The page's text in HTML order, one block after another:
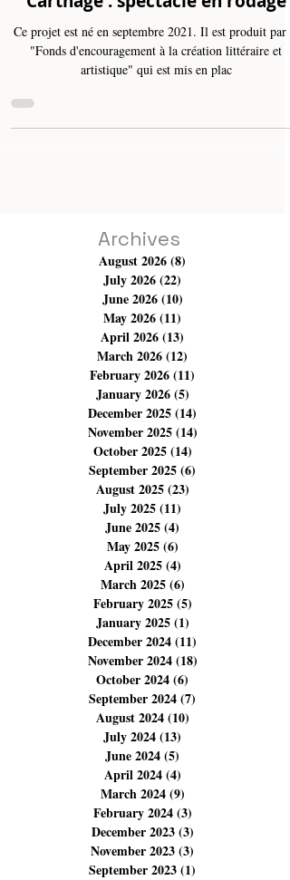
Nawbat Gharam au festival de
Carthage : spectacle en rodage
"Fonds d'encouragement à la création littéraire et
artistique" qui est mis en plac
Archives
August 2026 (8)
July 2026 (22)22 posts
June 2026(10)10 posts
May 2026(11)11 posts
April 2026(13)13 posts
March 2026(12)12 posts
February 2026 (11)11 posts
January 2026 (5)5 posts
December 2025(14)
November 2025(14)
October 2025 (14)
September 2025
August 2025(23)
July 2025(11)
June 2025(4)4 posts
May 2025(6)6 posts
April 2025(4)4 posts
March 2025(6)6 posts
February 2025 (5)5 posts
January 2025 (1)
December 2024(11)
November 2024(18)
October 2024(6)
September 2024
August 2024 (10)
July 2024(13)13 posts
June 2024(5)5 posts
April 2024(4)4 posts
March 2024(9)9 posts
February 2024(3)3 posts